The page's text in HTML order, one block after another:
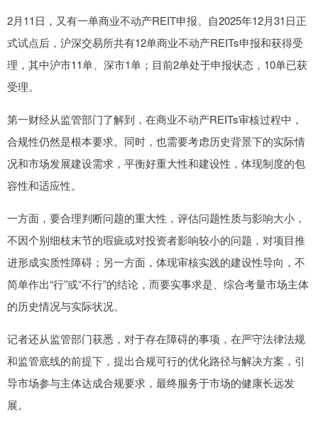
2月11日，又有一单商业不动产REIT申报。自2025年12月31日正
式试点后，沪深交易所共有12单商业不动产REITs申报和获得受
理，其中沪市11单、深市1单；目前2单处于申报状态，10单已获
受理。
第一财经从监管部门了解到，在商业不动产REITs审核过程中，
合规性仍然是根本要求。同时，也需要考虑历史背景下的实际情
况和市场发展建设需求，平衡好重大性和建设性，体现制度的包
容性和适应性。
一方面，要合理判断问题的重大性，评估问题性质与影响大小，
不因个别细枝末节的瑕疵或对投资者影响较小的问题，对项目推
进形成实质性障碍；另一方面，体现审核实践的建设性导向，不
简单作出“行”或“不行”的结论，而要实事求是、综合考量市场主体
的历史情况与实际状况。
记者还从监管部门获悉，对于存在障碍的事项，在严守法律法规
和监管底线的前提下，提出合规可行的优化路径与解决方案，引
导市场参与主体达成合规要求，最终服务于市场的健康长远发
展。